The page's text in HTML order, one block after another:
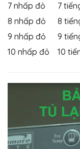
7 nhấp đỏ
7
8 nhấp đỏ
8
9 nhấp đỏ
9
10 nhấp đỏ
10